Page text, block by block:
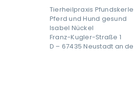
Tierheilpraxis
Pferd und Hund gesund
Isabel Nückel
Franz-Kugler-Straße 1
D – 67435 Neustadt an